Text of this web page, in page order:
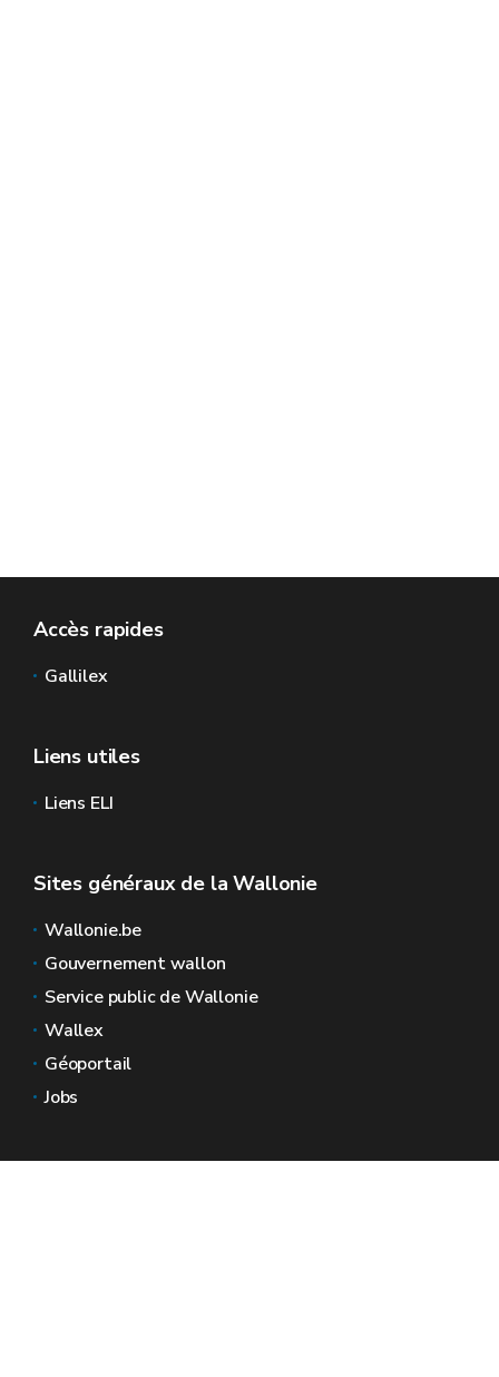
Accès rapides
Gallilex
Liens utiles
Liens ELI
Sites généraux de la Wallonie
Wallonie.be
Gouvernement wallon
Service public de Wallonie
Wallex
Géoportail
Jobs